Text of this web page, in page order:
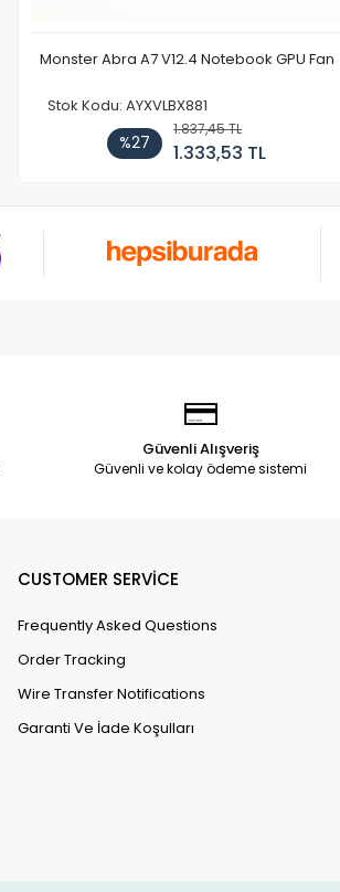
Monster Abra A7 V12.4 Notebook GPU Fan
Stok Kodu: AYXVLBX881
%27
1.837,45 TL
1.333,53 TL
Güvenli Alışveriş
Güvenli ve kolay ödeme sistemi
CUSTOMER SERVİCE
Frequently Asked Questions
Order Tracking
Wire Transfer Notifications
Garanti Ve İade Koşulları